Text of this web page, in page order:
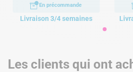
En précommande
Livraison 3/4 semaines
Les clients qui ont